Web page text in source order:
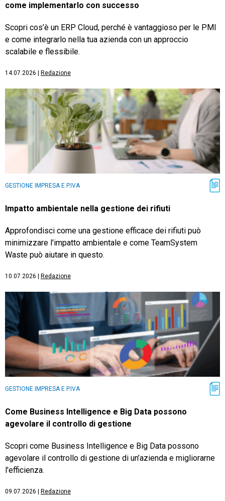
come implementarlo con successo
Scopri cos’è un ERP Cloud, perché è vantaggioso per le PMI
e come integrarlo nella tua azienda con un approccio
scalabile e flessibile.
14.07.2026 Redazione
GESTIONE IMPRESA E P.IVA
Impatto ambientale nella gestione dei rifiuti
Approfondisci come una gestione efficace dei rifiuti può
minimizzare l'impatto ambientale e come TeamSystem
Waste può aiutare in questo.
10.07.2026 Redazione
GESTIONE IMPRESA E P.IVA
Come Business Intelligence e Big Data possono
agevolare il controllo di gestione
Scopri come Business Intelligence e Big Data possono
agevolare il controllo di gestione di un’azienda e migliorarne
l'efficienza.
09.07.2026 Redazione